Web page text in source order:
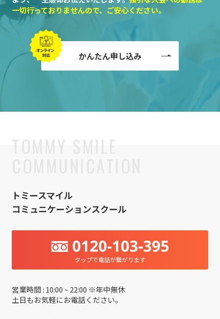
一切行っておりませんので、ご安心ください。
かんたん申し込み
トミースマイル
コミュニケーションスクール
タップで電話が繋がります
営業時間 : 10:00 ~ 22:00 ※年中無休
土日もお気軽にお電話ください。